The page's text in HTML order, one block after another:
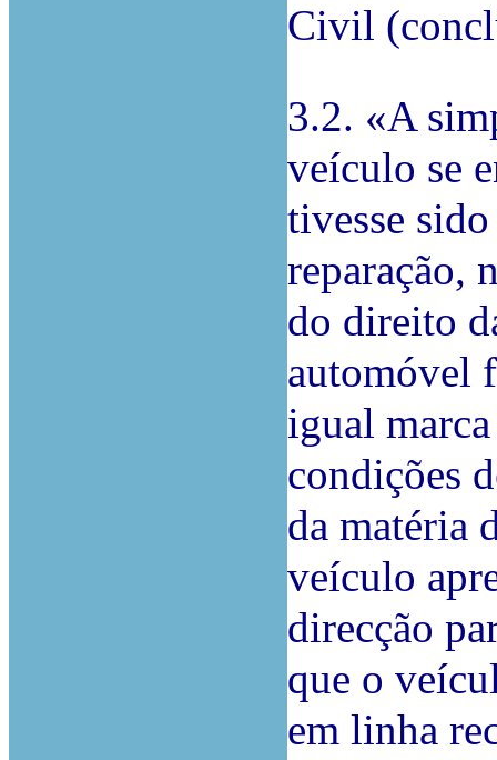
Civil
3.2. «A
veículo se
tivesse
reparação,
do direito
automóvel
igual
condições
da matéria
veículo
direcção
que o
em linha